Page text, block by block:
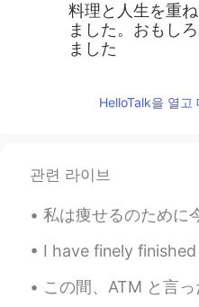
料理と人生を重
ました。おもし
ました
HelloTalk을 열고
관련 라이브
私は痩せるのために今ケトダイエットをしてる I’ve been on a Keto diet
I have finely finished decorating my new room
この間、ATM と言ったんですけど、もっとこの略語について言いたいです